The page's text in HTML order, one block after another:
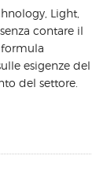
Light,
contare il
formula
esigenze del
del settore.